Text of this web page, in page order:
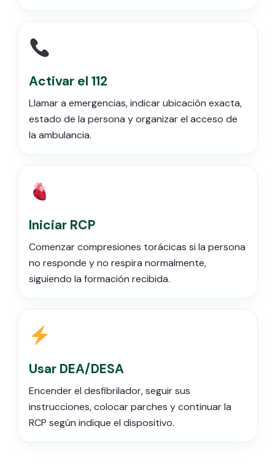
Activar el 112
Llamar a emergencias, indicar ubicación exacta,
estado de la persona y organizar el acceso de
la ambulancia.
Iniciar RCP
Comenzar compresiones torácicas si la persona
no responde y no respira normalmente,
siguiendo la formación recibida.
Usar DEA/DESA
Encender el desfibrilador, seguir sus
instrucciones, colocar parches y continuar la
RCP según indique el dispositivo.